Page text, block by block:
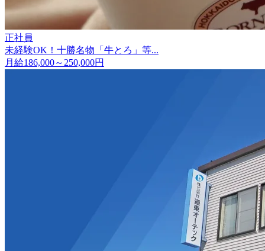
正社員
未経験OK！十勝名物「牛とろ」等...
月給186,000～250,000円